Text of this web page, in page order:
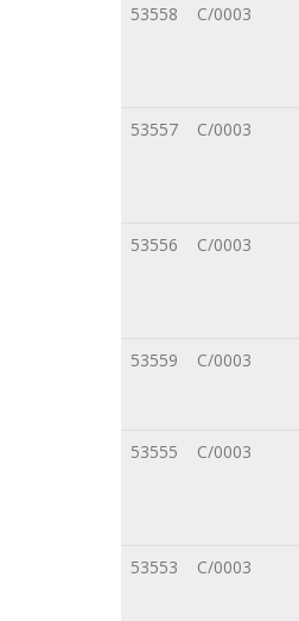
53558 C/0003
53557 C/0003
53556 C/0003
53559 C/0003
53555 C/0003
53553 C/0003